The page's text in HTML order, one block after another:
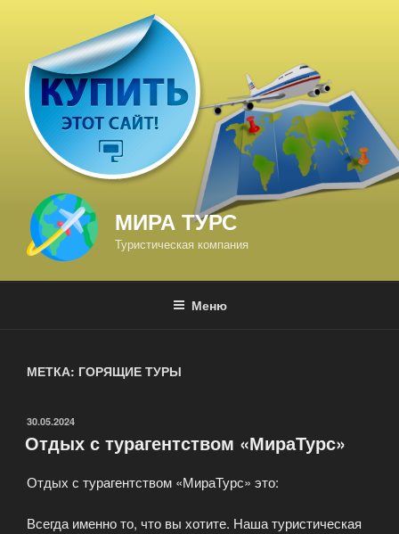
содержимому
МИРА ТУРС
Туристическая компания
Меню
МЕТКА: ГОРЯЩИЕ ТУРЫ
ОПУБЛИКОВАНО
30.05.2024
Отдых с турагентством «МираТурс»
Отдых с турагентством «МираТурс» это:
Всегда именно то, что вы хотите. Наша туристическая